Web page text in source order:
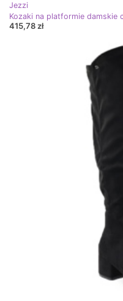
Jezzi
Kozaki na platformie damskie
415,78 zł